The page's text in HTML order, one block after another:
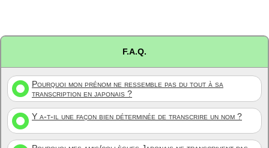
F.A.Q.
Pourquoi mon prénom ne ressemble pas du tout à sa
transcription en japonais ?
Y a-t-il une façon bien déterminée de transcrire un nom ?